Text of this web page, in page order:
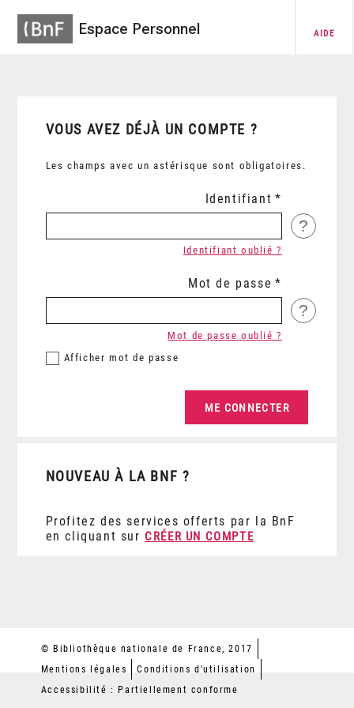
Espace Personnel AIDE
VOUS AVEZ DÉJÀ UN COMPTE ?
Les champs avec un astérisque sont obligatoires.
Identifiant
?
Identifiant oublié ?
Mot de passe
?
Afficher mot de passe
Mot de passe oublié ?
NOUVEAU À LA BNF ?
Profitez des services offerts par la BnF
en cliquant sur CRÉER UN COMPTE
© Bibliothèque nationale de France, 2017
Mentions légales
Conditions d'utilisation
Accessibilité : Partiellement conforme